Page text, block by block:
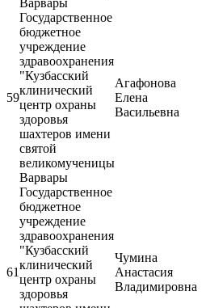
Варвары
59
Государственное
бюджетное
учреждение
здравоохранения
"Кузбасский
клинический
центр охраны
здоровья
шахтеров имени
святой
великомученицы
Варвары
Агафонова
Елена
Васильевна
61
Государственное
бюджетное
учреждение
здравоохранения
"Кузбасский
клинический
центр охраны
здоровья
Чумина
Анастасия
Владимировна